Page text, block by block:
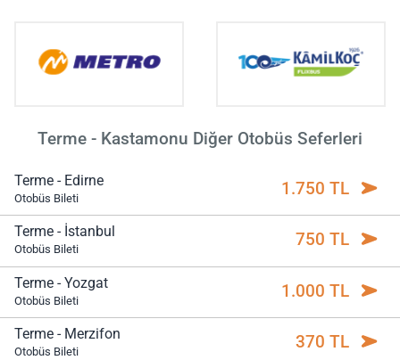
Terme - Kastamonu Diğer Otobüs Seferleri
Terme - Edirne
Otobüs Bileti 1.750 TL
Terme - İstanbul
Otobüs Bileti 750 TL
Terme - Yozgat
Otobüs Bileti 1.000 TL
Terme - Merzifon
Otobüs Bileti 370 TL